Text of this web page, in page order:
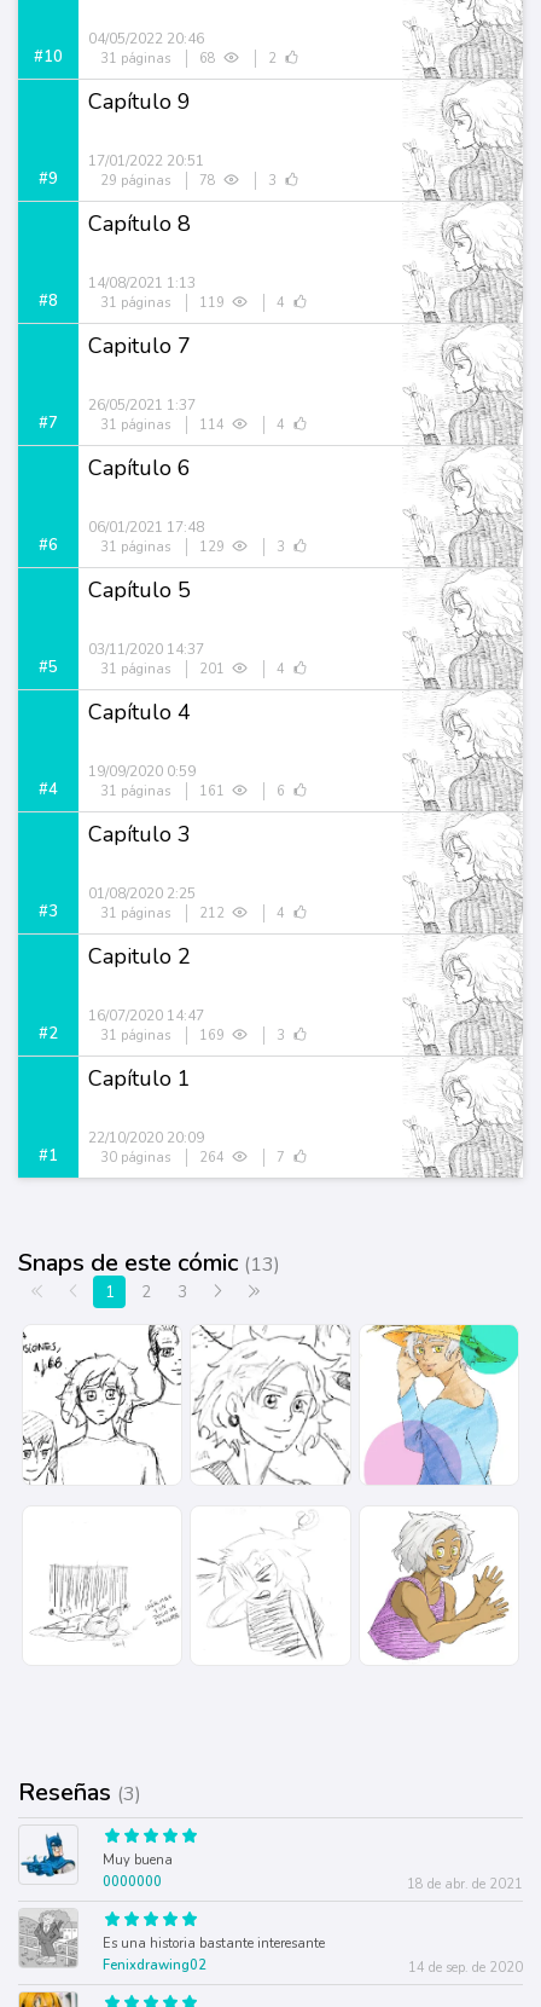
#10
04/05/2022 20:46
31 páginas 68 2
#9
Capítulo 9
17/01/2022 20:51
29 páginas 78 3
#8
Capítulo 8
14/08/2021 1:13
31 páginas 119 4
#7
Capitulo 7
26/05/2021 1:37
31 páginas 114 4
#6
Capítulo 6
06/01/2021 17:48
31 páginas 129 3
#5
Capítulo 5
03/11/2020 14:37
31 páginas 201 4
#4
Capítulo 4
19/09/2020 0:59
31 páginas 161 6
#3
Capítulo 3
01/08/2020 2:25
31 páginas 212 4
#2
Capitulo 2
16/07/2020 14:47
31 páginas 169 3
#1
Capítulo 1
22/10/2020 20:09
30 páginas 264 7
Snaps de este cómic (13)
Primera página
Anterior
1 2 3 Siguiente
Reseñas (3)
Muy buena
0000000
18 de abr. de 2021
Es una historia bastante interesante
Fenixdrawing02
14 de sep. de 2020